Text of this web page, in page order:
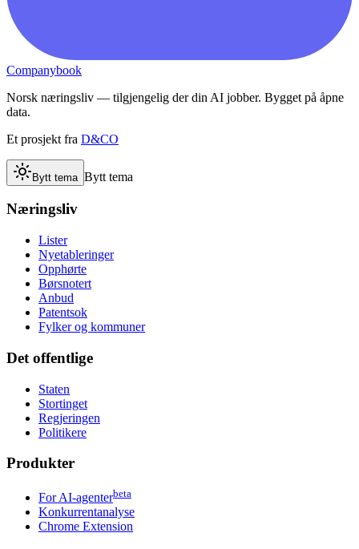
Companybook
Norsk næringsliv — tilgjengelig der din AI jobber. Bygget på åpne
data.
Et prosjekt fra D&CO
Bytt tema Bytt tema
Næringsliv
Lister
Nyetableringer
Opphørte
Børsnotert
Anbud
Patentsok
Fylker og kommuner
Det offentlige
Staten
Stortinget
Regjeringen
Politikere
Produkter
For AI-agenterbeta
Konkurrentanalyse
Chrome Extension